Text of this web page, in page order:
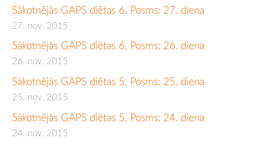
Sākotnējās GAPS diētas 6. Posms: 27. diena
27. nov. 2015
Sākotnējās GAPS diētas 6. Posms: 26. diena
26. nov. 2015
Sākotnējās GAPS diētas 5. Posms: 25. diena
25. nov. 2015
Sākotnējās GAPS diētas 5. Posms: 24. diena
24. nov. 2015